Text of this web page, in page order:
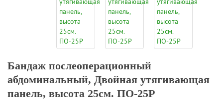
Бандаж послеоперационный
абдоминальный, Двойная утягивающая
панель, высота 25см. ПО-25Р